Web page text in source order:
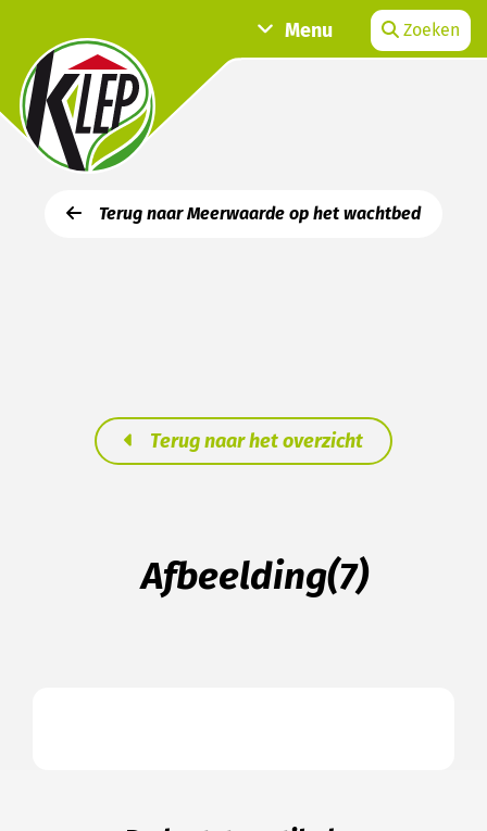
Menu Zoeken
Terug naar Meerwaarde op het wachtbed
Terug naar het overzicht
Afbeelding(7)